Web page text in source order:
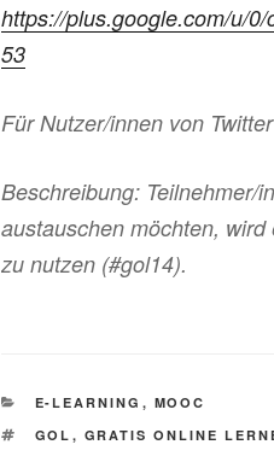
https://plus.google.com/u/
53
Für Nutzer/innen von Twitter
Beschreibung: Teilnehmer/
austauschen möchten,
zu nutzen (#gol14).
KATEGORIEN
E-LEARNING , MOOC
SCHLAGWÖRTER
GOL , GRATIS ONLINE